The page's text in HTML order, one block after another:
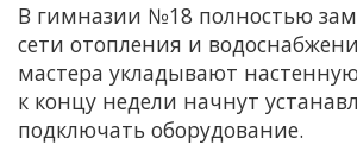
В гимназии №18 полностью
сети отопления и
мастера укладывают
к концу недели начнут
подключать оборудование.